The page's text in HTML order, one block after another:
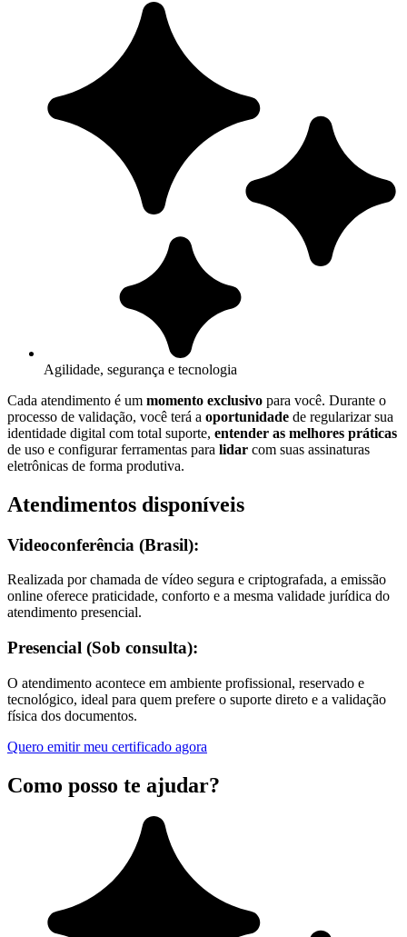
Agilidade, segurança e tecnologia
Cada atendimento é um momento exclusivo para você. Durante o
processo de validação, você terá a oportunidade de regularizar sua
identidade digital com total suporte, entender as melhores práticas
de uso e configurar ferramentas para lidar com suas assinaturas
eletrônicas de forma produtiva.
Atendimentos disponíveis
Videoconferência (Brasil):
Realizada por chamada de vídeo segura e criptografada, a emissão
online oferece praticidade, conforto e a mesma validade jurídica do
atendimento presencial.
Presencial (Sob consulta):
O atendimento acontece em ambiente profissional, reservado e
tecnológico, ideal para quem prefere o suporte direto e a validação
física dos documentos.
Quero emitir meu certificado agora
Como posso te ajudar?